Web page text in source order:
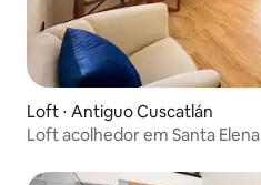
Loft ⋅ Antiguo Cuscatlán
Loft acolhedor em Santa Elena